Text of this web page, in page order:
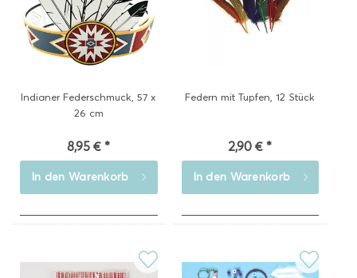
Indianer Federschmuck, 57 x
26 cm
8,95 € *
In den Warenkorb
Federn mit Tupfen, 12 Stück
2,90 € *
In den Warenkorb